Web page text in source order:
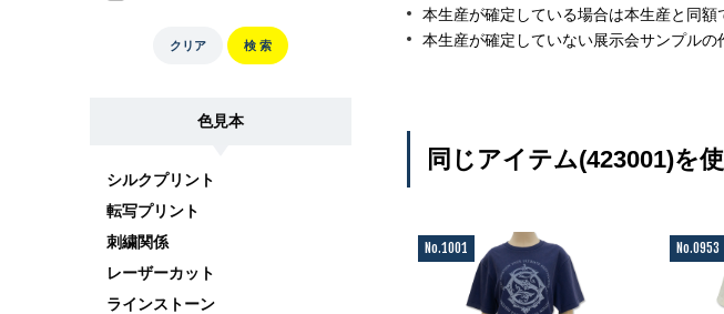
クリア 検 索
色見本
シルクプリント
転写プリント
刺繍関係
レーザーカット
ラインストーン
本生産が確定している場合は本生産と同額
本生産が確定していない展示会サンプルの
同じアイテム(423001)を
No.1001 No.0953